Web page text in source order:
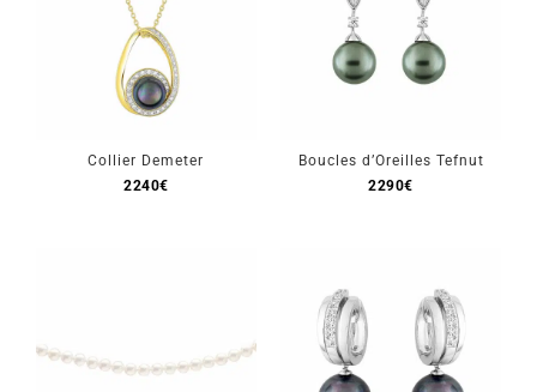
Collier Demeter
2240€
Boucles d’Oreilles Tefnut
2290€